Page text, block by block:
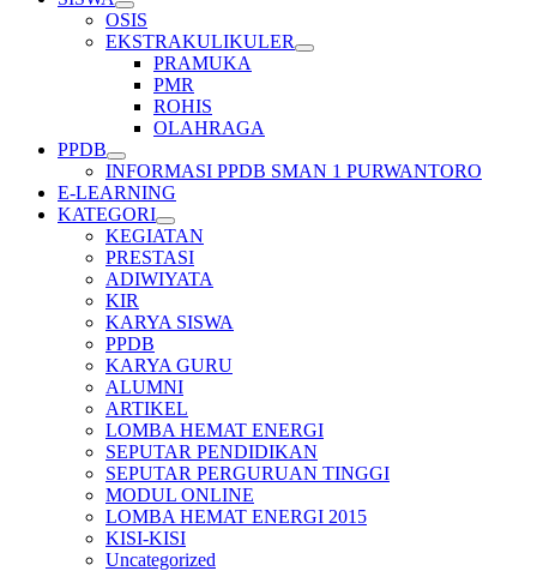
OSIS
EKSTRAKULIKULER
PRAMUKA
PMR
ROHIS
OLAHRAGA
PPDB
INFORMASI PPDB SMAN 1 PURWANTORO
E-LEARNING
KATEGORI
KEGIATAN
PRESTASI
ADIWIYATA
KIR
KARYA SISWA
PPDB
KARYA GURU
ALUMNI
ARTIKEL
LOMBA HEMAT ENERGI
SEPUTAR PENDIDIKAN
SEPUTAR PERGURUAN TINGGI
MODUL ONLINE
LOMBA HEMAT ENERGI 2015
KISI-KISI
Uncategorized